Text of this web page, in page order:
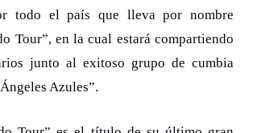
todo el país que lleva por nombre
Tour”, en la cual estará compartiendo
junto al exitoso grupo de cumbia
Azules”.